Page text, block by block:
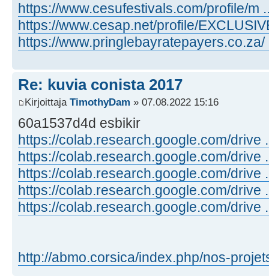
https://www.cesufestivals.com/profile/m
https://www.cesap.net/profile/
https://www.pringlebayratepayers.co.za/
Re: kuvia conista 2017
Kirjoittaja TimothyDam » 07.08.2022 15:16
60a1537d4d esbikir
https://colab.research.google.com/drive
https://colab.research.google.com/drive
https://colab.research.google.com/drive
https://colab.research.google.com/drive
https://colab.research.google.com/drive
http://abmo.corsica/index.php/nos-